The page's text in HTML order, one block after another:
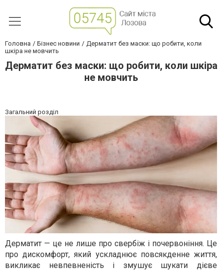
Головна Бізнес новини
Дерматит без маски: що робити, коли
шкіра не мовчить
Дерматит без маски: що робити, коли шкіра
не мовчить
Загальний розділ
Дерматит — це не лише про свербіж і почервоніння. Це
про дискомфорт, який ускладнює повсякденне життя,
викликає невпевненість і змушує шукати дієве